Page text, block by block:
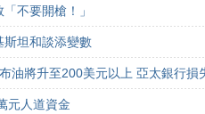
不要開槍！」
斯坦和談添變數
油將升至200美元以上 亞太銀行損
元人道資金